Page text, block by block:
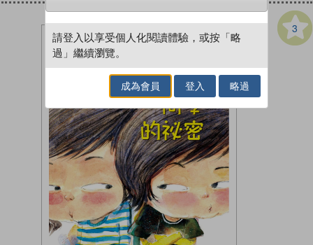
3
請登入以享受個人化閱讀體驗，或按「略
過」繼續瀏覽。
成為會員 登入 略過